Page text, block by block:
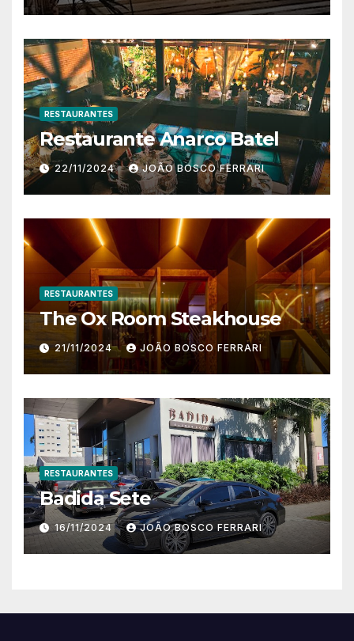
RESTAURANTES
Restaurante Anarco Batel
22/11/2024 JOÃO BOSCO FERRARI
RESTAURANTES
The Ox Room Steakhouse
21/11/2024 JOÃO BOSCO FERRARI
RESTAURANTES
Badida Sete
16/11/2024 JOÃO BOSCO FERRARI